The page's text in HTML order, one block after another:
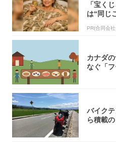
「宝く
は“同じ
PR(合同会
カナダ
なぐ「フ
バイク
ら積載